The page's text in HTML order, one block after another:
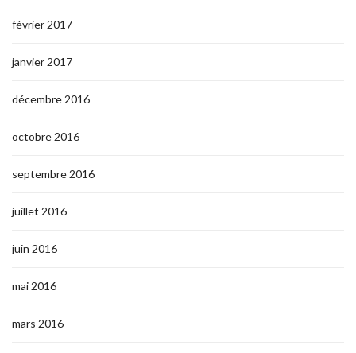
février 2017
janvier 2017
décembre 2016
octobre 2016
septembre 2016
juillet 2016
juin 2016
mai 2016
mars 2016